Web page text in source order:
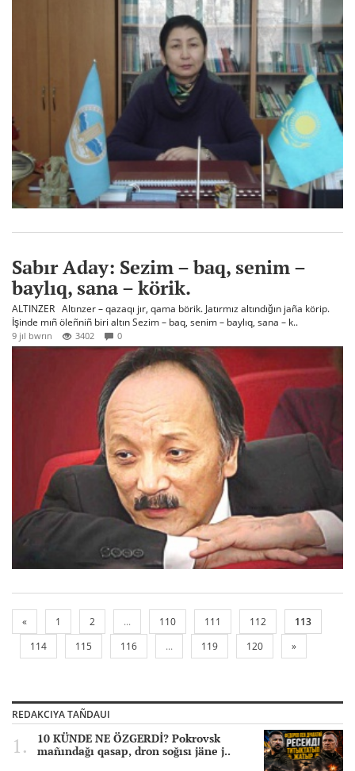
Sabır Aday: Sezim – baq, senim –
baylıq, sana – körik.
ALTINZER Altınzer – qazaqı jır, qama börik. Jatırmız altındığın jaña körip.
İşinde mıñ öleñniñ biri altın Sezim – baq, senim – baylıq, sana – k..
9 jıl bwrın 3402 0
« 1 2 ... 110 111 112
113
114
115 116 ... 119 120 »
REDAKCIYA TAÑDAUI
10 KÜNDE NE ÖZGERDİ? Pokrovsk
mañındağı qasap, dron soğısı jäne j..